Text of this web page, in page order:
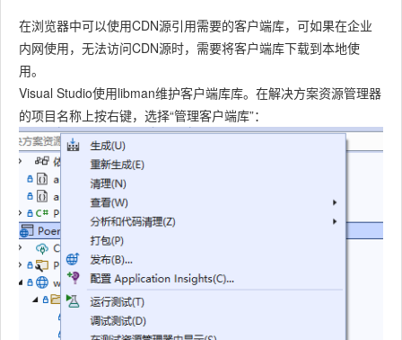
在浏览器中可以使用CDN源引用需要的客户端库，可如果在企业
内网使用，无法访问CDN源时，需要将客户端库下载到本地使
用。
Visual Studio使用libman维护客户端库库。在解决方案资源管理器
的项目名称上按右键，选择“管理客户端库”：